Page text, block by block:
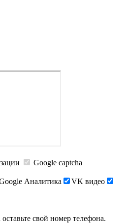
Google captcha
Аналитика
VK видео
свой номер телефона.